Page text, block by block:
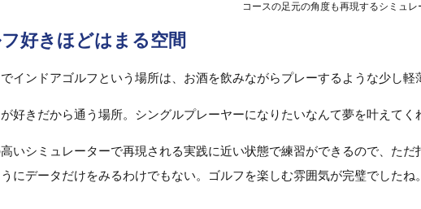
コースの足元の角度も再現するシミュレ
好きほどはまる空間
インドアゴルフという場所は、お酒を飲みながらプレーするような少し軽
好きだから通う場所。シングルプレーヤーになりたいなんて夢を叶えてく
いシミュレーターで再現される実践に近い状態で練習ができるので、た
にデータだけをみるわけでもない。ゴルフを楽しむ雰囲気が完璧でしたね。